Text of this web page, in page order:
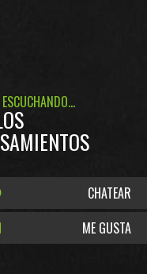
CHATEAR
ME GUSTA